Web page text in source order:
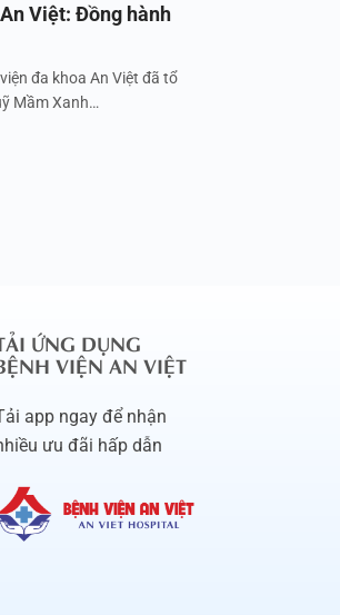
Việt: Đồng hành
đa khoa An Việt đã tổ
Mầm Xanh…
ỨNG DỤNG
VIỆN AN VIỆT
app ngay để nhận
ưu đãi hấp dẫn